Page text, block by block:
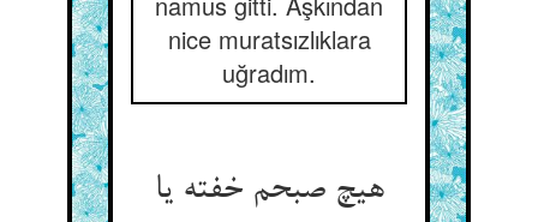
nice muratsızlıklara
uğradım.
هیچ صبحم خفته یا